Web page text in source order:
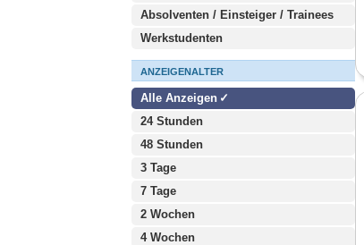
Absolventen / Einsteiger / Trainees
Werkstudenten
ANZEIGENALTER
Alle Anzeigen
24 Stunden
48 Stunden
3 Tage
7 Tage
2 Wochen
4 Wochen